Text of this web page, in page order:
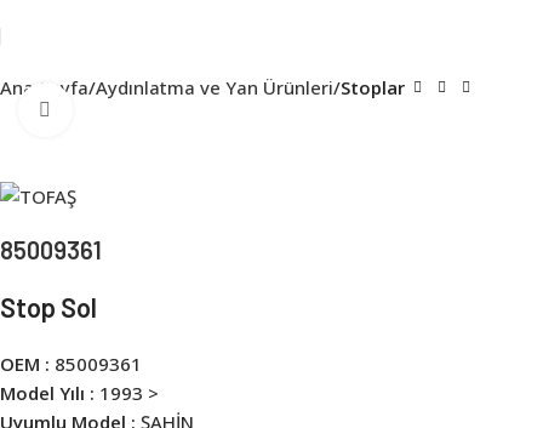
Ana Sayfa Aydınlatma ve Yan Ürünleri Stoplar
85009361
Stop Sol
OEM : 85009361
Model Yılı : 1993 >
Uyumlu Model : ŞAHİN